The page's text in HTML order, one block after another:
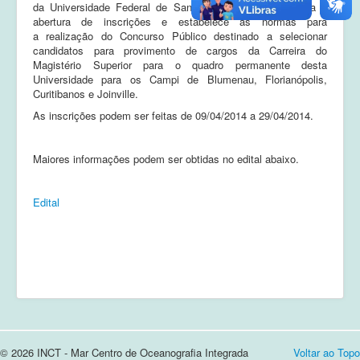
Cursos e Apresentações
Login
Notícias
Contato
da Universidade Federal de Santa Catarina, torna pública a
abertura de inscrições e estabelece as normas para
a realização do Concurso Público destinado a selecionar
candidatos para provimento de cargos da Carreira do
Magistério Superior para o quadro permanente desta
Universidade para os Campi de Blumenau, Florianópolis,
Curitibanos e Joinville.
As inscrições podem ser feitas de 09/04/2014 a 29/04/2014.
Maiores informações podem ser obtidas no edital abaixo.
Edital
Voltar ao Topo
© 2026 INCT - Mar Centro de Oceanografia Integrada